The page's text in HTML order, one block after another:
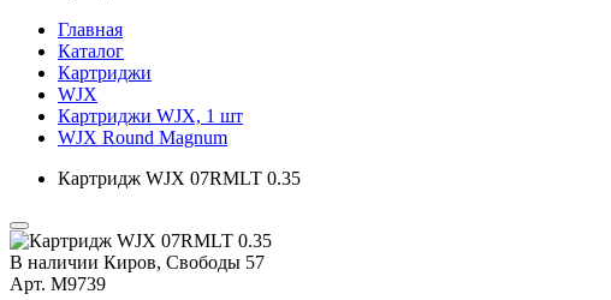
Главная
Каталог
Картриджи
WJX
Картриджи WJX, 1 шт
WJX Round Magnum
Картридж WJX 07RMLT 0.35
В наличии Киров, Свободы 57
Арт. М9739